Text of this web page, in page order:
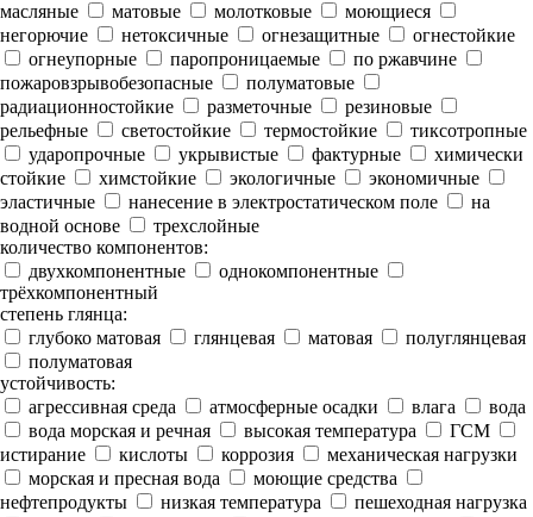
масляные
матовые молотковые
моющиеся
негорючие
нетоксичные огнезащитные
огнестойкие
огнеупорные
паропроницаемые
по ржавчине
пожаровзрывобезопасные
полуматовые
радиационностойкие
разметочные
резиновые
рельефные
светостойкие термостойкие
тиксотропные
ударопрочные
укрывистые фактурные
химически
стойкие
химстойкие экологичные
экономичные
эластичные
нанесение в электростатическом поле
на
водной основе
трехслойные
количество компонентов:
двухкомпонентные
однокомпонентные
трёхкомпонентный
степень глянца:
глубоко матовая
глянцевая матовая
полуглянцевая
полуматовая
устойчивость:
агрессивная среда
атмосферные осадки влага
вода
вода морская и речная
высокая температура
ГСМ
истирание
кислоты коррозия
механическая нагрузки
морская и пресная вода
моющие средства
нефтепродукты
низкая температура
пешеходная нагрузка